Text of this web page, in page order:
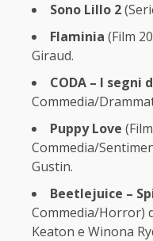
Sono Lillo 2
Flaminia (Film
Giraud.
CODA – I segni
Commedia/
Puppy Love
Commedia/
Gustin.
Beetlejuice –
Commedia/Horror)
Keaton e Winona